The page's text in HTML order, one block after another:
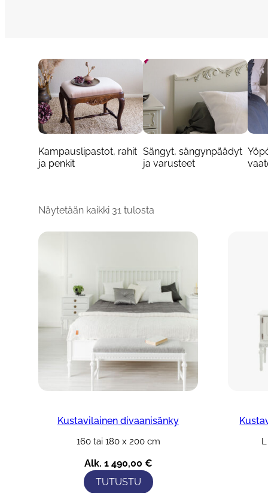
Kampauslipastot, rahit
ja penkit
Sängyt, sängynpäädyt
ja varusteet
Näytetään kaikki 31 tulosta
Kustavilainen divaanisänky
160 tai 180 x 200 cm
Alk. 1 490,00 €
TUTUSTU